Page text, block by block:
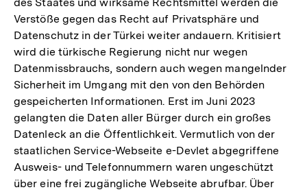
Verstöße gegen das Recht auf Privatsphäre und
Datenschutz in der Türkei weiter andauern. Kritisiert
wird die türkische Regierung nicht nur wegen
Datenmissbrauchs, sondern auch wegen mangelnder
Sicherheit im Umgang mit den von den Behörden
gespeicherten Informationen. Erst im Juni 2023
gelangten die Daten aller Bürger durch ein großes
Datenleck an die Öffentlichkeit. Vermutlich von der
staatlichen Service-Webseite e-Devlet abgegriffene
Ausweis- und Telefonnummern waren ungeschützt
über eine frei zugängliche Webseite abrufbar. Über